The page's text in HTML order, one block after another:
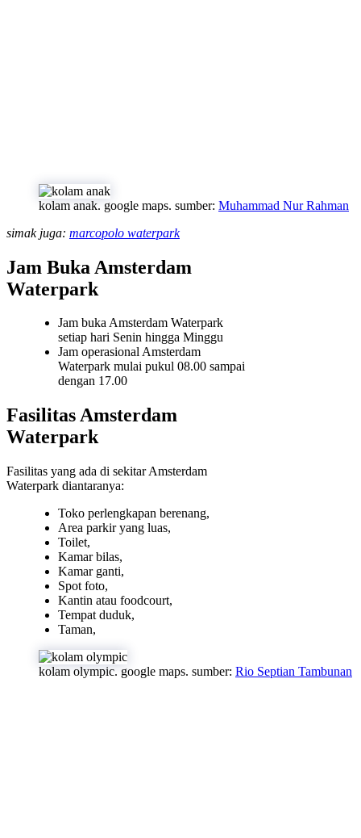
kolam anak. google maps. sumber: Muhammad Nur Rahman
simak juga: marcopolo waterpark
Jam Buka Amsterdam
Waterpark
Jam buka Amsterdam Waterpark
setiap hari Senin hingga Minggu
Jam operasional Amsterdam
Waterpark mulai pukul 08.00 sampai
dengan 17.00
Fasilitas Amsterdam
Waterpark
Fasilitas yang ada di sekitar Amsterdam
Waterpark diantaranya:
Toko perlengkapan berenang,
Area parkir yang luas,
Toilet,
Kamar bilas,
Kamar ganti,
Spot foto,
Kantin atau foodcourt,
Tempat duduk,
Taman,
kolam olympic. google maps. sumber: Rio Septian Tambunan